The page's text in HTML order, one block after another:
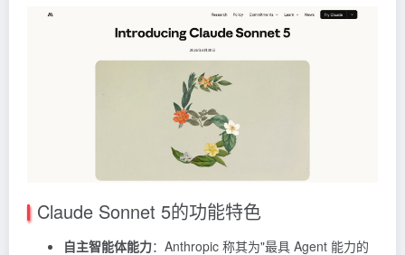
Claude Sonnet 5的功能特色
自主智能体能力：Anthropic 称其为"最具 Agent 能力的